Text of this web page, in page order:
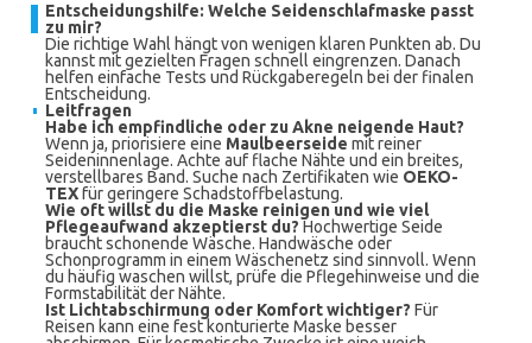
Entscheidungshilfe: Welche Seidenschlafmaske passt
zu mir?
Die richtige Wahl hängt von wenigen klaren Punkten ab. Du
kannst mit gezielten Fragen schnell eingrenzen. Danach
helfen einfache Tests und Rückgaberegeln bei der finalen
Entscheidung.
Leitfragen
Habe ich empfindliche oder zu Akne neigende Haut?
Wenn ja, priorisiere eine Maulbeerseide mit reiner
Seideninnenlage. Achte auf flache Nähte und ein breites,
verstellbares Band. Suche nach Zertifikaten wie OEKO-
TEXfür geringere Schadstoffbelastung.
Wie oft willst du die Maske reinigen und wie viel
Pflegeaufwand akzeptierst du? Hochwertige Seide
braucht schonende Wäsche. Handwäsche oder
Schonprogramm in einem Wäschenetz sind sinnvoll. Wenn
du häufig waschen willst, prüfe die Pflegehinweise und die
Formstabilität der Nähte.
Ist Lichtabschirmung oder Komfort wichtiger? Für
Reisen kann eine fest konturierte Maske besser